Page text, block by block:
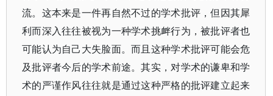
流。这本来是一件再自然不过的学术批评，但因其犀
利而深入往往被视为一种学术挑衅行为，被批评者也
可能认为自己大失脸面。而且这种学术批评可能会危
及批评者今后的学术前途。其实，对学术的谦卑和学
术的严谨作风往往就是通过这种严格的批评建立起来